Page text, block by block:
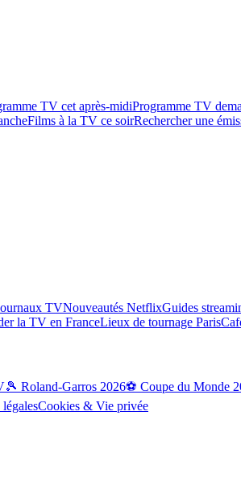
TV cet après-midiProgramme TV
Films à la TV ce soirRechercher une
TVNouveautés NetflixGuides
la TV en FranceLieux de tournage Paris
🎾 Roland-Garros 2026⚽ Coupe du Monde
Cookies & Vie privée